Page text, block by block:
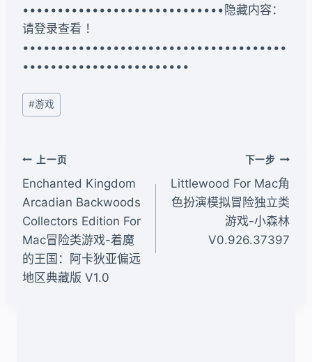
•••••••••••••••••••••••••••••隐藏内容：
请登录查看 ！
••••••••••••••••••••••••••••••••••••••
••••••••••••••••••••••••
文
章
签：
#游戏
文
章
导
航
上一页
Enchanted Kingdom
Arcadian Backwoods
Collectors Edition For
Mac冒险类游戏-着魔
的王国：阿卡狄亚偏远
地区典藏版 V1.0
下一步
Littlewood For Mac角
色扮演模拟冒险独立类
游戏-小森林
V0.926.37397